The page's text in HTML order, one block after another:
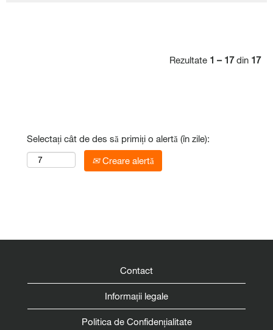
Rezultate 1 – 17din 17
Selectați cât de des să primiți o alertă (în zile):
Creare alertă
Contact
Informații legale
Politica de Confidențialitate